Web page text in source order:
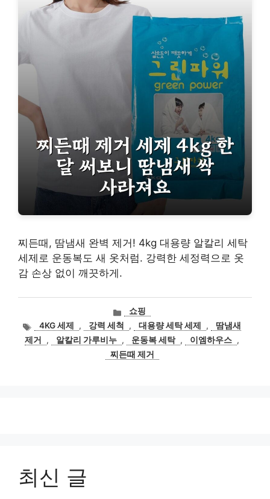
찌든때, 땀냄새 완벽 제거! 4kg 대용량 알칼리 세탁
세제로 운동복도 새 옷처럼. 강력한 세정력으로 옷
감 손상 없이 깨끗하게.
카
고
리
쇼핑
태
그
4KG 세제 , 강력 세척 , 대용량 세탁 세제 ,
땀냄새
제거
, 알칼리 가루비누 , 운동복 세탁 , 이엠하우스 ,
찌든때 제거
최신 글